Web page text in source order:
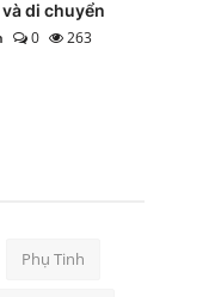
di chuyển
0 263
Phụ Tinh